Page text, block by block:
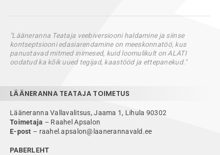
"Lääneranna Teataja veebiversiooni haldamine ja siinse
kontseptsiooni edasiarendamine on meeskonnatöö, kus
panustavad mitmed inimesed, kuid loomulikult on ALATI
oodatud ka kõik uued tegijad, kaastööd ja ettepanekud."
LÄÄNERANNA TEATAJA TOIMETUS
Lääneranna Vallavalitsus, Jaama 1, Lihula 90302
Toimetaja – Raahel Apsalon
E-post – raahel.apsalon@laanerannavald.ee
PABERLEHT